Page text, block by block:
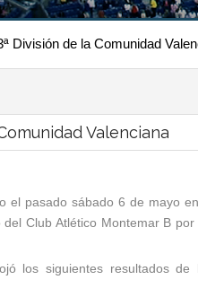
División de la Comunidad
Valenciana
el pasado sábado 6 de mayo
Club Atlético Montemar B por
los siguientes resultados de